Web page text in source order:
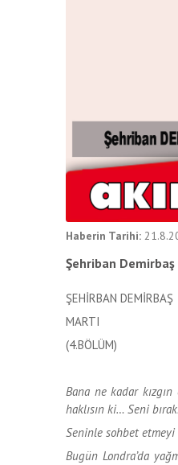
Haberin Tarihi:
Şehriban Demirbaş
ŞEHİRBAN DEMİRBAŞ
MARTI
(4.BÖLÜM)
Bana ne kadar
haklısın ki… Seni
Seninle sohbet
Bugün Londra’da